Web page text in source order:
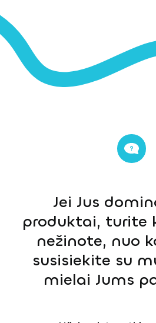
Jei Jus
produktai, turite
nežinote, nuo
susisiekite su
mielai Jums